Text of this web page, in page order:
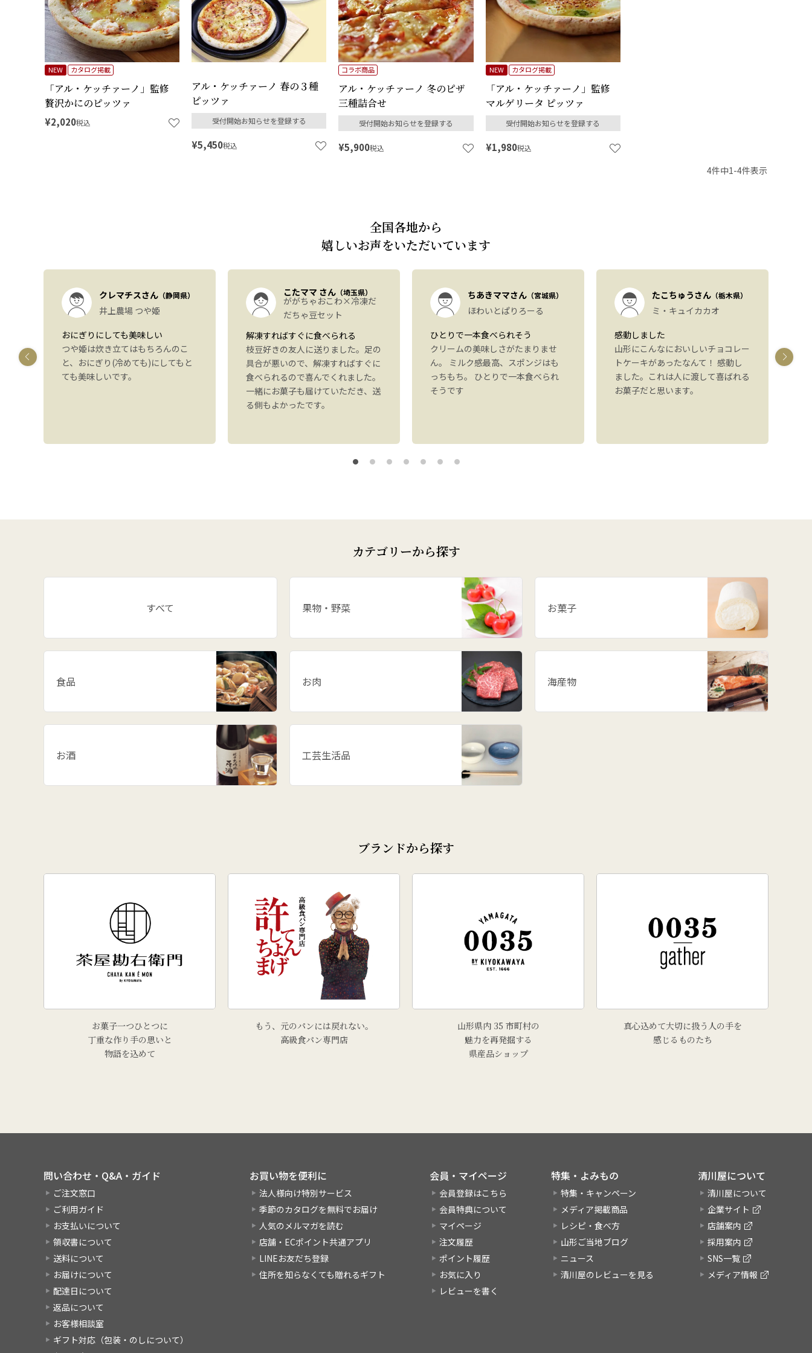
「アル・ケッチァーノ」監修
贅沢かにのピッツァ
NEW カタログ掲載
¥2,020税込
アル・ケッチァーノ 春の３種
ピッツァ
受付開始お知らせを登録する
¥5,450税込
アル・ケッチァーノ 冬のピザ
三種詰合せ
コラボ商品
受付開始お知らせを登録する
¥5,900税込
「アル・ケッチァーノ」監修
マルゲリータ ピッツァ
NEW カタログ掲載
受付開始お知らせを登録する
¥1,980税込
4件中1-4件表示
全国各地から
嬉しいお声をいただいています
クレマチスさん （静岡県）
井上農場 つや姫
おにぎりにしても美味しい
つや姫は炊き立てはもちろんのこ
と、おにぎり(冷めても)にしてもと
ても美味しいです。
こたママ さん （埼玉県）
ががちゃおこわ×冷凍だ
だちゃ豆セット
解凍すればすぐに食べられる
枝豆好きの友人に送りました。足の
具合が悪いので、解凍すればすぐに
食べられるので喜んでくれました。
一緒にお菓子も届けていただき、送
る側もよかったです。
ちあきママさん （宮城県）
ほわいとぱりろーる
ひとりで一本食べられそう
クリームの美味しさがたまりませ
ん。 ミルク感最高、スポンジはも
っちもち。 ひとりで一本食べられ
そうです
たこちゅうさん （栃木県）
ミ・キュイカカオ
感動しました
山形にこんなにおいしいチョコレー
トケーキがあったなんて！ 感動し
ました。これは人に渡して喜ばれる
お菓子だと思います。
カテゴリーから探す
すべて 果物・野菜 お菓子
食品 お肉 海産物
お酒 工芸生活品
ブランドから探す
お菓子一つひとつに
丁重な作り手の思いと
物語を込めて
もう、元のパンには戻れない。
高級食パン専門店
山形県内 35 市町村の
魅力を再発掘する
県産品ショップ
真心込めて大切に扱う人の手を
感じるものたち
問い合わせ・Q&A・ガイド
ご注文窓口
ご利用ガイド
お支払いについて
領収書について
送料について
お届けについて
配達日について
返品について
お客様相談室
ギフト対応（包装・のしについて）
お買い物を便利に
法人様向け特別サービス
季節のカタログを無料でお届け
人気のメルマガを読む
店舗・ECポイント共通アプリ
LINEお友だち登録
住所を知らなくても贈れるギフト
会員・マイページ
会員登録はこちら
会員特典について
マイページ
注文履歴
ポイント履歴
お気に入り
レビューを書く
特集・よみもの
特集・キャンペーン
メディア掲載商品
レシピ・食べ方
山形ご当地ブログ
ニュース
清川屋のレビューを見る
清川屋について
清川屋について
企業サイト
店舗案内
採用案内
SNS一覧
メディア情報